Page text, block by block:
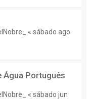
« sábado ago
Água Português
« sábado jun